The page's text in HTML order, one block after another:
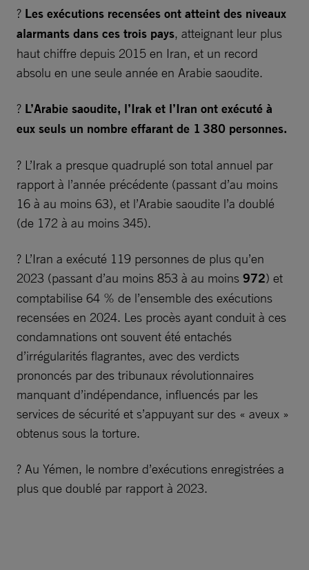
? Les exécutions recensées ont atteint des niveaux
alarmants dans ces trois pays, atteignant leur plus
haut chiffre depuis 2015 en Iran, et un record
absolu en une seule année en Arabie saoudite.
? L’Arabie saoudite, l’Irak et l’Iran ont exécuté à
eux seuls un nombre effarant de 1 380 personnes.
? L’Irak a presque quadruplé son total annuel par
rapport à l’année précédente (passant d’au moins
16 à au moins 63), et l’Arabie saoudite l’a doublé
(de 172 à au moins 345).
? L’Iran a exécuté 119 personnes de plus qu’en
2023 (passant d’au moins 853 à au moins 972) et
comptabilise 64 % de l’ensemble des exécutions
recensées en 2024. Les procès ayant conduit à ces
condamnations ont souvent été entachés
d’irrégularités flagrantes, avec des verdicts
prononcés par des tribunaux révolutionnaires
manquant d’indépendance, influencés par les
services de sécurité et s’appuyant sur des « aveux »
obtenus sous la torture.
? Au Yémen, le nombre d’exécutions enregistrées a
plus que doublé par rapport à 2023.